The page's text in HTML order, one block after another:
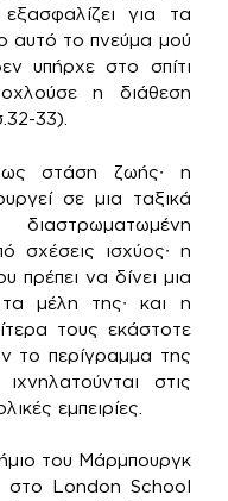
για τα
αυτό το πνεύμα μού
υπήρχε στο σπίτι
η διάθεση
33).
ως στάση ζωής∙ η
σε μια ταξικά
σχέσεις ισχύος∙ η
πρέπει να δίνει μια
μέλη της∙ και η
τους εκάστοτε
το περίγραμμα της
στις
εμπειρίες.
του Μάρμπουργκ
στο London School